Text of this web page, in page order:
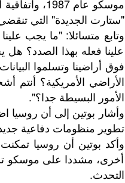
"ستارت الجديدة" التي
وتابع متسائلا: "ما يجب
علينا فعله بهذا الصدد؟
فوق أراضينا وتسلموا
الأراضي الأمريكية؟ أنتم
الأمور البسيطة جدا؟".
وأشار بوتين إلى أن
تطوير منظومات دفاعية
وأكد بوتين أن روسيا
أخرى، مشددا على موسكو
التحدث.